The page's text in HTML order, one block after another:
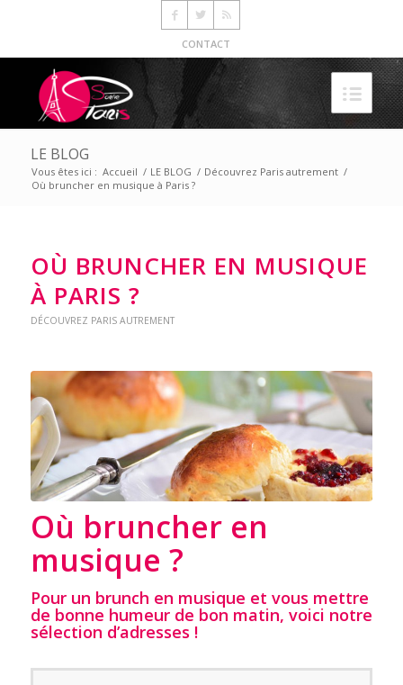
CONTACT
LE BLOG
Vous êtes ici : Accueil / LE BLOG / Découvrez Paris autrement /
Où bruncher en musique à Paris ?
OÙ BRUNCHER EN MUSIQUE
À PARIS ?
DÉCOUVREZ PARIS AUTREMENT
Où bruncher en
musique ?
Pour un brunch en musique et vous mettre
de bonne humeur de bon matin, voici notre
sélection d’adresses !